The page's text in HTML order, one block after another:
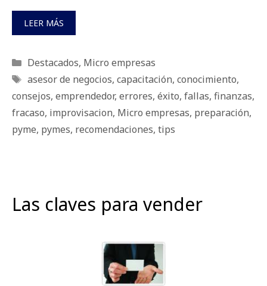
LEER MÁS
Categorías
Destacados, Micro empresas
Etiquetas
asesor de negocios, capacitación, conocimiento,
consejos, emprendedor, errores, éxito, fallas, finanzas,
fracaso, improvisacion, Micro empresas, preparación,
pyme, pymes, recomendaciones, tips
Las claves para vender